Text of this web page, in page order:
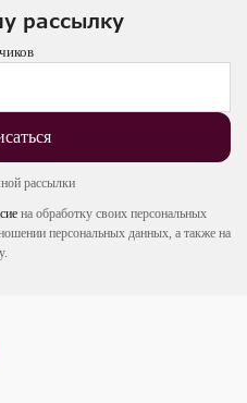
рассылку
рассылки
на обработку своих персональных
персональных данных, а также на